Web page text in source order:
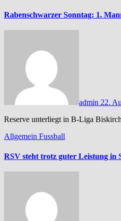
Rabenschwarzer Sonntag: 1.
admin 22.
Reserve unterliegt in B-Liga
Allgemein Fussball
RSV steht trotz guter Leistung in